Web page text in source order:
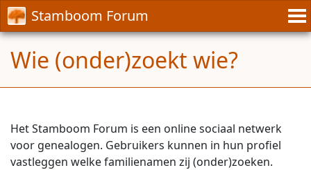
Stamboom Forum
Wie (onder)zoekt wie?
Het Stamboom Forum is een online sociaal netwerk
voor genealogen. Gebruikers kunnen in hun profiel
vastleggen welke familienamen zij (onder)zoeken.